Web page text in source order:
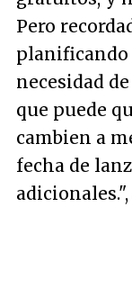
Pero
planificando
necesidad
que puede
cambien a
fecha de
adicionales."